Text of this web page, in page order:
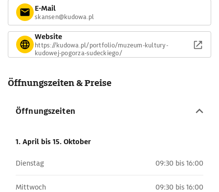
E-Mail
skansen@kudowa.pl
Website
https://kudowa.pl/portfolio/muzeum-kultury-
kudowej-pogorza-sudeckiego/
Öffnungszeiten & Preise
Öffnungszeiten
1. April bis 15. Oktober
Dienstag 09:30 bis 16:00
Mittwoch 09:30 bis 16:00